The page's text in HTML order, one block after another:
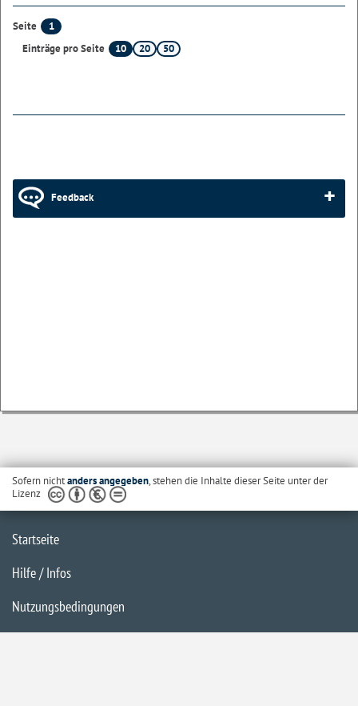
Seite
1
Einträge pro Seite
10 20 50
Feedback
Sofern nichtanders angegeben, stehen die Inhalte dieser Seite unter der
Lizenz
Startseite
Hilfe / Infos
Nutzungsbedingungen